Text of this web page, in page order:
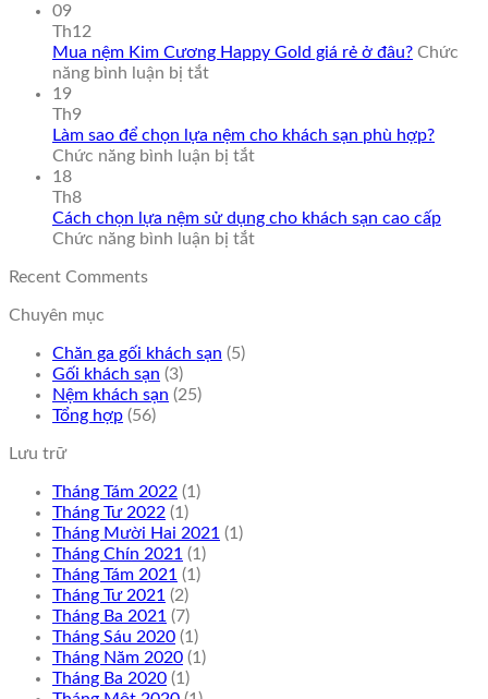
1M
cao
Happy
bao
09
Th12
Mua nệm Kim Cương Happy Gold giá rẻ ở đâu? Chức
năng bình luận bị tắtở
Kim
Cương
giá
rẻ
19
Th9
Làm sao để chọn lựa nệm cho khách sạn phù hợp?
Chức năng bình luận bị tắtở
để
chọn
18
Th8
Cách chọn lựa nệm sử dụng cho khách sạn cao cấp
Chức năng bình luận bị tắtở
Recent Comments
Chuyên mục
Chăn ga gối khách sạn (5)
Gối khách sạn (3)
Nệm khách sạn (25)
Tổng hợp (56)
Lưu trữ
Tháng Tám 2022 (1)
Tháng Tư 2022 (1)
Tháng Mười Hai 2021 (1)
Tháng Chín 2021 (1)
Tháng Tám 2021 (1)
Tháng Tư 2021 (2)
Tháng Ba 2021 (7)
Tháng Sáu 2020 (1)
Tháng Năm 2020 (1)
Tháng Ba 2020 (1)